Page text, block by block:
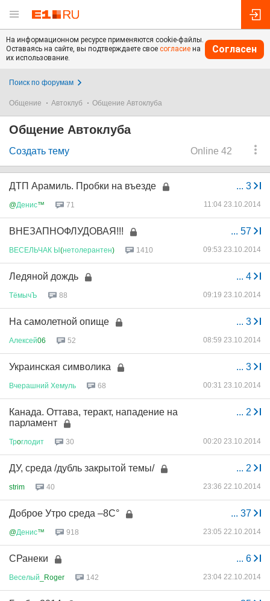
На информационном ресурсе применяются cookie-файлы.
Оставаясь на сайте, вы подтверждаете свое согласие на
их использование.
Согласен
Поиск по форумам
Общение Автоклуб Общение Автоклуба
Общение Автоклуба
Online 42
Создать тему
... 3
ДТП Арамиль. Пробки на въезде
@Денис™ 71 11:04 23.10.2014
... 57
ВНЕЗАПНОФЛУДОВАЯ!!!
ВЕСЕЛЬЧАК Ы(нетолерантен) 1410 09:53 23.10.2014
... 4
Ледяной дождь
ТёмычЪ 88 09:19 23.10.2014
... 3
На самолетной опище
Алексей06 52 08:59 23.10.2014
... 3
Украинская символика
Вчерашний Хемуль 68 00:31 23.10.2014
... 2
Канада. Оттава, теракт, нападение на
парламент
Трoглодит 30 00:20 23.10.2014
... 2
ДУ, среда /дубль закрытой темы/
strim 40 23:36 22.10.2014
... 37
Доброе Утро среда –8С°
@Денис™ 918 23:05 22.10.2014
... 6
СРанеки
Веселый _Roger 142 23:04 22.10.2014